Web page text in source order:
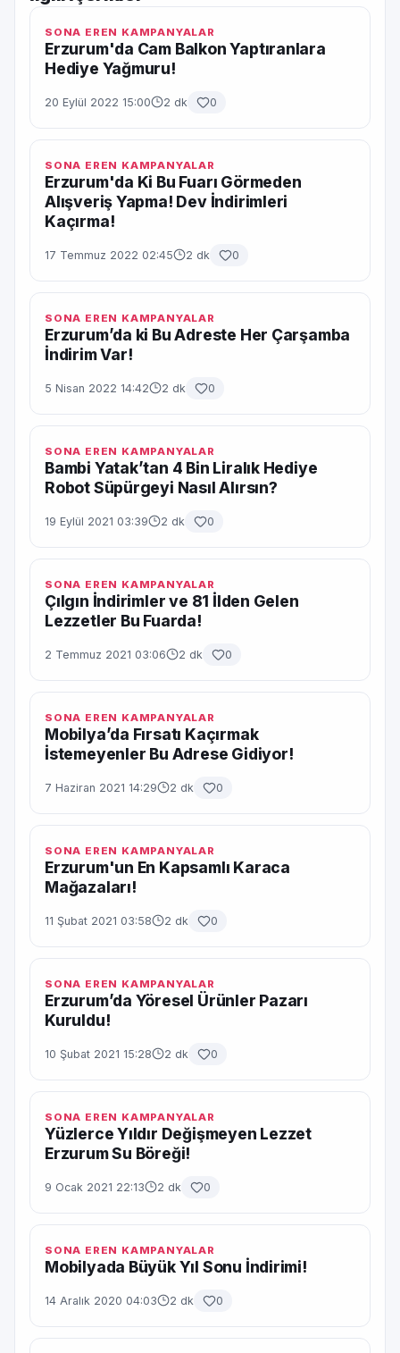
SONA EREN KAMPANYALAR
Erzurum'da Cam Balkon Yaptıranlara
Hediye Yağmuru!
20 Eylül 2022 15:00 2 dk 0
SONA EREN KAMPANYALAR
Erzurum'da Ki Bu Fuarı Görmeden
Alışveriş Yapma! Dev İndirimleri
Kaçırma!
17 Temmuz 2022 02:45 2 dk 0
SONA EREN KAMPANYALAR
Erzurum’da ki Bu Adreste Her Çarşamba
İndirim Var!
5 Nisan 2022 14:42 2 dk 0
SONA EREN KAMPANYALAR
Bambi Yatak’tan 4 Bin Liralık Hediye
Robot Süpürgeyi Nasıl Alırsın?
19 Eylül 2021 03:39 2 dk 0
SONA EREN KAMPANYALAR
Çılgın İndirimler ve 81 İlden Gelen
Lezzetler Bu Fuarda!
2 Temmuz 2021 03:06 2 dk 0
SONA EREN KAMPANYALAR
Mobilya’da Fırsatı Kaçırmak
İstemeyenler Bu Adrese Gidiyor!
7 Haziran 2021 14:29 2 dk 0
SONA EREN KAMPANYALAR
Erzurum'un En Kapsamlı Karaca
Mağazaları!
11 Şubat 2021 03:58 2 dk 0
SONA EREN KAMPANYALAR
Erzurum’da Yöresel Ürünler Pazarı
Kuruldu!
10 Şubat 2021 15:28 2 dk 0
SONA EREN KAMPANYALAR
Yüzlerce Yıldır Değişmeyen Lezzet
Erzurum Su Böreği!
9 Ocak 2021 22:13 2 dk 0
SONA EREN KAMPANYALAR
Mobilyada Büyük Yıl Sonu İndirimi!
14 Aralık 2020 04:03 2 dk 0